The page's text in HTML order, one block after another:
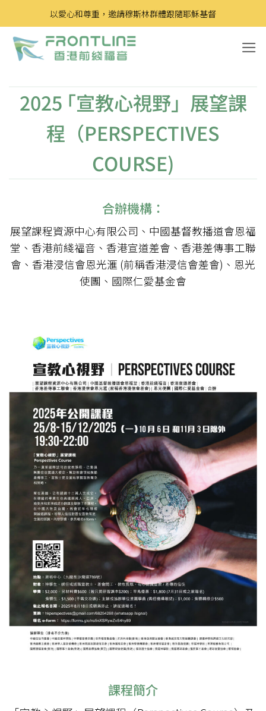
to
content
以愛心和尊重，邀請穆斯林群體跟隨耶穌基督
2025 ｢宣教心視野」展望課
程（PERSPECTIVES
COURSE)
合辦機構：
展望課程資源中心有限公司、中國基督教播道會恩福
堂、香港前綫福音、香港宣道差會、香港差傳事工聯
會、香港浸信會恩光滙 (前稱香港浸信會差會)、恩光
使團、國際仁愛基金會
課程簡介